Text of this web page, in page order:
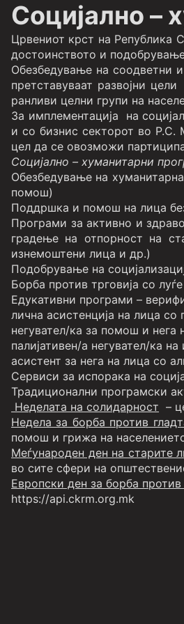
Социјално –
Црвениот крст на Република
достоинството и
Обезбедување на соодветни и
претставуваат развојни
ранливи целни групи на
За имплементација на
и со бизнис секторот во Р.С.
цел да се овозможи
Социјално – хуманитарни
Обезбедување на
помош)
Поддршка и помош на лица
Програми за активно и
градење на отпорност на
изнемоштени лица и др.)
Подобрување на
Борба против трговија со
Едукативни програми –
лична асистенција на лица со
негувател/ка за помош и
палијативен/а негувател/ка
асистент за нега на лица со
Сервиси за испорака на
Традиционални програмски
Неделата на солидарност –
Недела за борба против
помош и грижа на
Меѓународен ден на старите
во сите сфери на
Европски ден за борба против
https://api.ckrm.org.mk